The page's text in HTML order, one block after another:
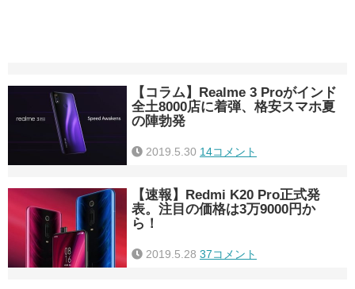
【コラム】Realme 3 Proがインド
全土8000店に着弾、格安スマホ夏
の陣勃発
2019.5.30 14コメント
【速報】Redmi K20 Pro正式発
表。注目の価格は3万9000円か
ら！
2019.5.28 37コメント